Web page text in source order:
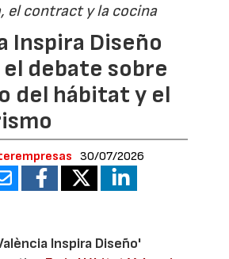
el contract y la cocina
Inspira Diseño
debate sobre
del hábitat y el
30/07/2026
Inspira Diseño'